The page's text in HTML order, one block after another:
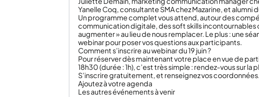
Yanelle Coq, consultante SMA chez Mazarine, et alumni
Un programme complet vous attend, autour des
communication digitale, des soft skills incontournables
augmenter » au lieu de nous remplacer. Le plus : une
webinar pour poser vos questions aux participants.
Comment s’inscrire au webinar du 19 juin ?
Pour réserver dès maintenant votre place en vue de
18h30 (durée : 1h), c’est très simple : rendez-vous sur
S’inscrire gratuitement, et renseignez vos
Ajoutez à votre agenda
Les autres événements à venir